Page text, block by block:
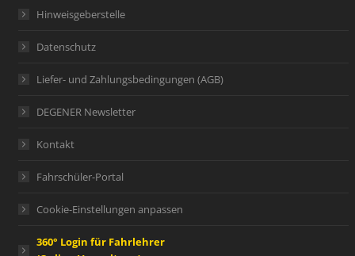
Hinweisgeberstelle
Datenschutz
Liefer- und Zahlungsbedingungen (AGB)
DEGENER Newsletter
Kontakt
Fahrschüler-Portal
Cookie-Einstellungen anpassen
360° Login für Fahrlehrer